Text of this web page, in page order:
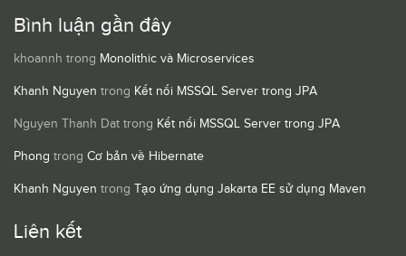
Bình luận gần đây
khoannh trong Monolithic và Microservices
Khanh Nguyen trong Kết nối MSSQL Server trong JPA
Nguyen Thanh Dat trong Kết nối MSSQL Server trong JPA
Phong trong Cơ bản về Hibernate
Khanh Nguyen trong Tạo ứng dụng Jakarta EE sử dụng Maven
Liên kết